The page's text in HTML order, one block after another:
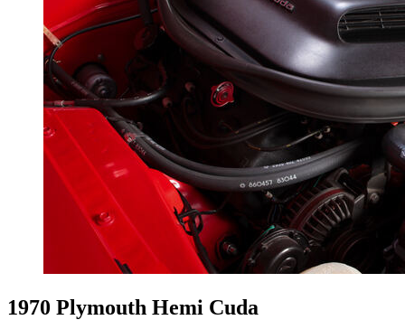
1970 Plymouth Hemi Cuda